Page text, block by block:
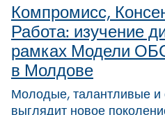
Компромисс,
Работа: изучение
рамках Модели
в Молдове
Молодые, талантливые и
выглядит новое